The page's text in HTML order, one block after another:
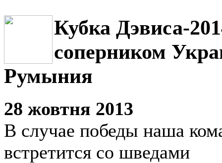
Кубка Дэвиса-
соперником
Румыния
28 жовтня 2013
В случае победы наша
встретится со шведами